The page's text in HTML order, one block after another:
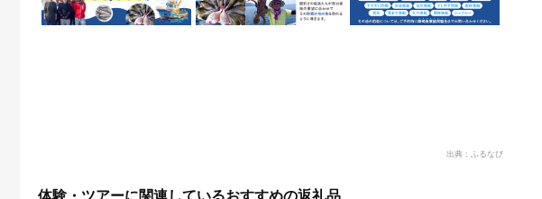
出典：ふるなび
体験・ツアーに関連しているおすすめの返礼品